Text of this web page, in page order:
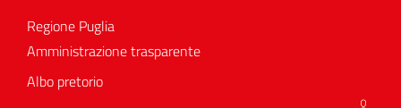
Regione Puglia
Amministrazione trasparente
Albo pretorio